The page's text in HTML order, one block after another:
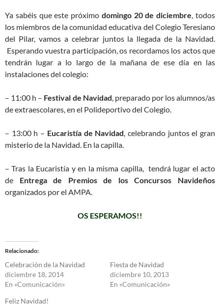
Ya sabéis que este próximo domingo 20 de diciembre, todos
los miembros de la comunidad educativa del Colegio Teresiano
del Pilar, vamos a celebrar juntos la llegada de la Navidad.
Esperando vuestra participación, os recordamos los actos que
tendrán lugar a lo largo de la mañana de ese día en las
instalaciones del colegio:
– 11:00 h – Festival de Navidad, preparado por los alumnos/as
de extraescolares, en el Polideportivo del Colegio.
– 13:00 h – Eucaristía de Navidad, celebrando juntos el gran
misterio de la Navidad. En la capilla.
– Tras la Eucaristía y en la misma capilla, tendrá lugar el acto
de Entrega de Premios de los Concursos Navideños
organizados por el AMPA.
OS ESPERAMOS!!
Relacionado
Celebración de la Navidad
diciembre 18, 2014
En «Comunicación»
Fiesta de Navidad
diciembre 10, 2013
En «Comunicación»
Feliz Navidad!